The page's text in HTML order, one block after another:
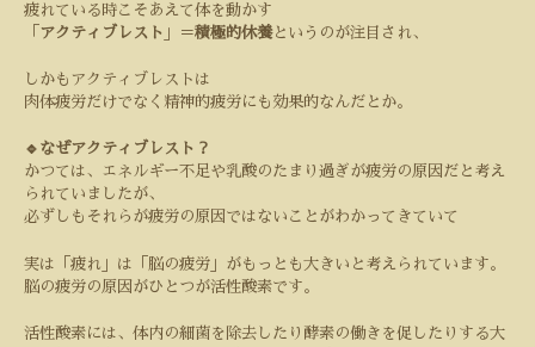
疲れている時こそあえて体を動かす
「 アクティブレスト 」＝積極的休養というのが注目され、
しかもアクティブレストは
肉体疲労だけでなく精神的疲労にも効果的なんだとか。
🔹なぜアクティブレスト？
かつては、エネルギー不足や乳酸のたまり過ぎが疲労の原因だと考え
られていましたが、
必ずしもそれらが疲労の原因ではないことがわかってきていて
実は「疲れ」は「脳の疲労」がもっとも大きいと考えられています。
脳の疲労の原因がひとつが活性酸素です。
活性酸素には、体内の細菌を除去したり酵素の働きを促したりする大